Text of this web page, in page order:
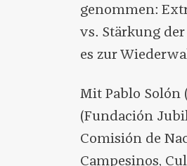
genommen:
vs. Stärkung
es zur
Mit Pablo Solón
(Fundación
Comisión de
Campesinos,